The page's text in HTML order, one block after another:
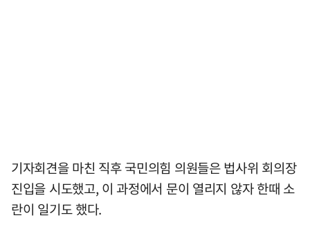
기자회견을 마친 직후 국민의힘 의원들은 법사위 회의장
진입을 시도했고, 이 과정에서 문이 열리지 않자 한때 소
란이 일기도 했다.